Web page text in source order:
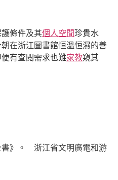
條件及其個人空間珍貴水
在浙江圖書館恒溫恒濕的善
便有查閱需求也難家教窺其
書》。 浙江省文明廣電和游